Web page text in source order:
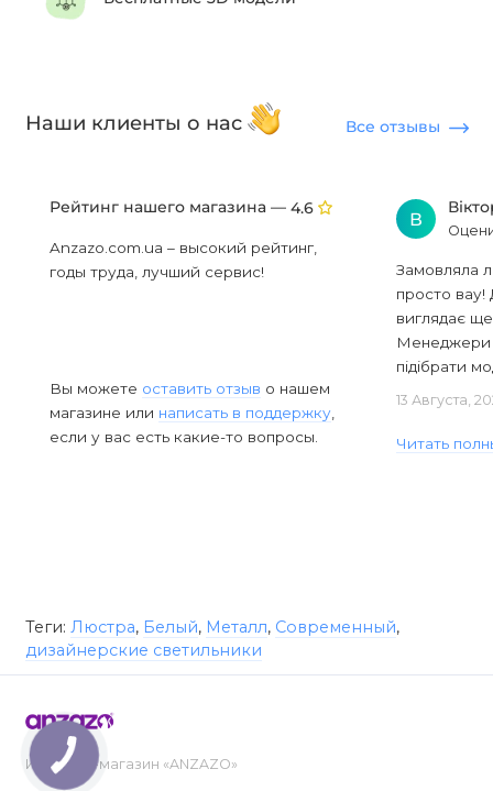
Наши клиенты о нас Все отзывы
Рейтинг нашего магазина — 4.6
Anzazo.com.ua – высокий рейтинг,
годы труда, лучший сервис!
Вы можете оставить отзыв о нашем
магазине или написать в поддержку,
если у вас есть какие-то вопросы.
В
Замовляла
просто вау!
виглядає
Менеджери
підібрати
13 Августа,
Читать
Теги: Люстра, Белый, Металл, Современный,
дизайнерские светильники
Интернет-магазин «ANZAZO»